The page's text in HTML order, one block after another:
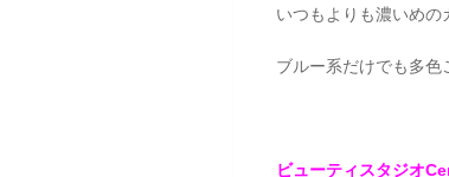
いつもよりも濃いめの
ブルー系だけでも多色
ビューティスタジオ